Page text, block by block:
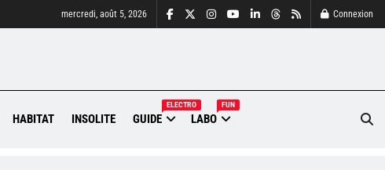
mercredi, août 5, 2026 Connexion
HABITAT INSOLITE GUIDE
ELECTRO
LABO
FUN